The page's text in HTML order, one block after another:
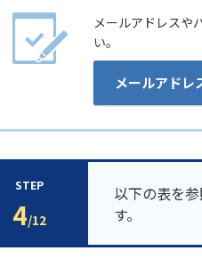
メールアドレスや
い。
メールアドレ
STEP
4/12
以下の表を
す。